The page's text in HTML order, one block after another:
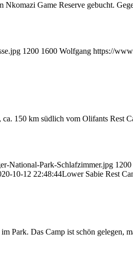
Game Reserve gebucht.
1200 1600 Wolfgang https://
150 km südlich vom Olifants Rest
National-Park-Schlafzimmer.jpg 1200
10-12 22:48:44Lower Sabie Rest
Park. Das Camp ist schön gelegen,